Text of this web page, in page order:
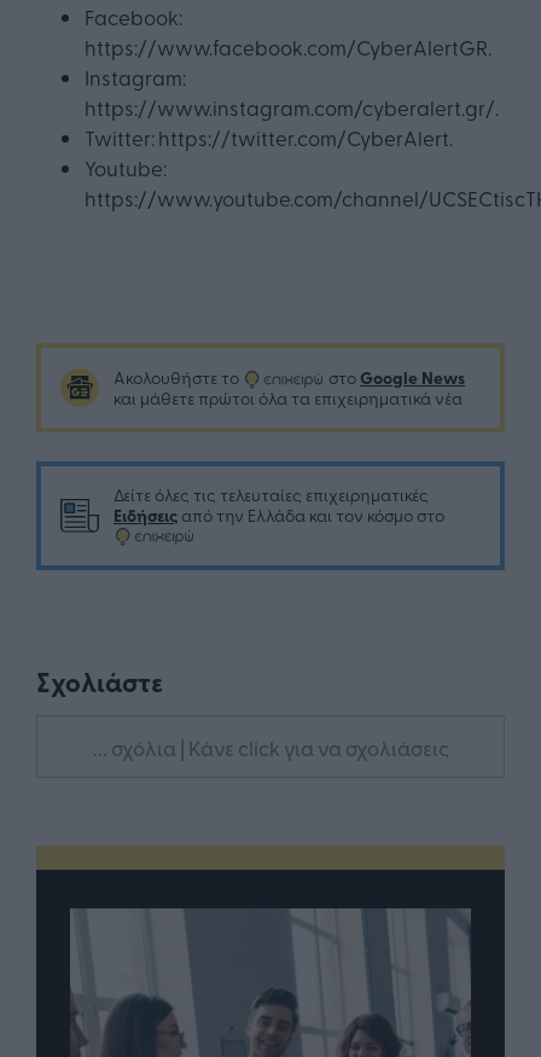
Facebook:
https://www.facebook.com/CyberAlertGR.
Instagram:
https://www.instagram.com/cyberalert.gr/.
Twitter: https://twitter.com/CyberAlert.
Youtube:
https://www.youtube.com/channel/
Ακολουθήστε το στο Google News
και μάθετε πρώτοι όλα τα επιχειρηματικά νέα
Δείτε όλες τις τελευταίες επιχειρηματικές
Ειδήσεις από την Ελλάδα και τον κόσμο στο
Σχολιάστε
... σχόλια | Κάνε click για να σχολιάσεις